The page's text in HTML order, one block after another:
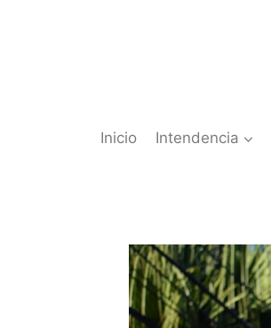
Inicio Intendencia